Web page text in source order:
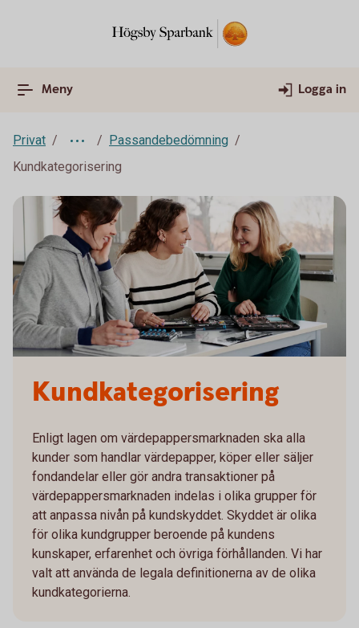
Meny Logga in
Privat
Passandebedömning
Kundkategorisering
Kundkategorisering
Enligt lagen om värdepappersmarknaden ska alla
kunder som handlar värdepapper, köper eller säljer
fondandelar eller gör andra transaktioner på
värdepappersmarknaden indelas i olika grupper för
att anpassa nivån på kundskyddet. Skyddet är olika
för olika kundgrupper beroende på kundens
kunskaper, erfarenhet och övriga förhållanden. Vi har
valt att använda de legala definitionerna av de olika
kundkategorierna.